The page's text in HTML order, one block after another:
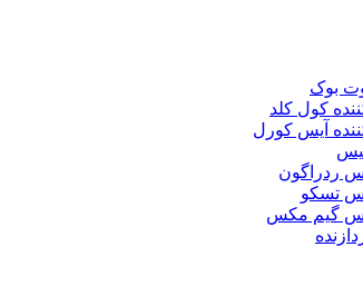
بوک
کول کلد
آیس کورل
ردراگون
تسکو
گیم مکس